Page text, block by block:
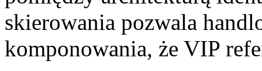
skierowania pozwala
komponowania, że VIP